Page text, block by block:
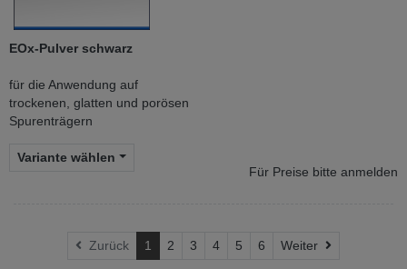
EOx-Pulver schwarz
für die Anwendung auf
trockenen, glatten und porösen
Spurenträgern
Variante wählen
Für Preise bitte anmelden
Zurück 1 2 3 4 5 6 Weiter